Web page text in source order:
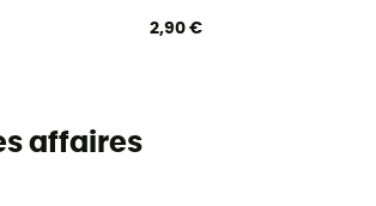
2,90 €
affaires